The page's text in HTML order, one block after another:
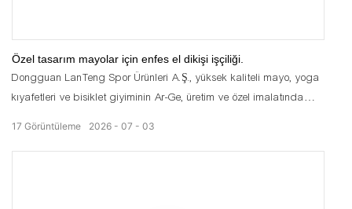
maliyetlerini düşürmektir.
Özel tasarım mayolar için enfes el dikişi işçiliği.
Dongguan LanTeng Spor Ürünleri A.Ş., yüksek kaliteli mayo, yoga
kıyafetleri ve bisiklet giyiminin Ar-Ge, üretim ve özel imalatında
2026 07 03
17 Görüntüleme